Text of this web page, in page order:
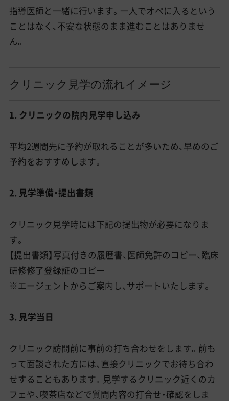
指導医師と一緒に行います。一人でオペに入るという
ことはなく、不安な状態のまま進むことはありませ
ん。
クリニック見学の流れイメージ
1. クリニックの院内見学申し込み
平均2週間先に予約が取れることが多いため、早めのご
予約をおすすめします。
2. 見学準備・提出書類
クリニック見学時には下記の提出物が必要になりま
す。
【提出書類】写真付きの履歴書、医師免許のコピー、臨床
研修修了登録証のコピー
※エージェントからご案内し、サポートいたします。
3. 見学当日
クリニック訪問前に事前の打ち合わせをします。前も
って面談された方には、直接クリニックでお待ち合わ
せすることもあります。見学するクリニック近くのカ
フェや、喫茶店などで質問内容の打合せ・確認をしま